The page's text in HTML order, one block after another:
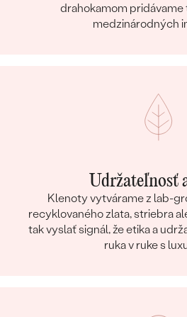
drahokamom
medzinárodných
Udržateľnosť
Klenoty vytvárame z lab-
recyklovaného zlata, striebra
tak vyslať signál, že etika a
ruka v ruke s